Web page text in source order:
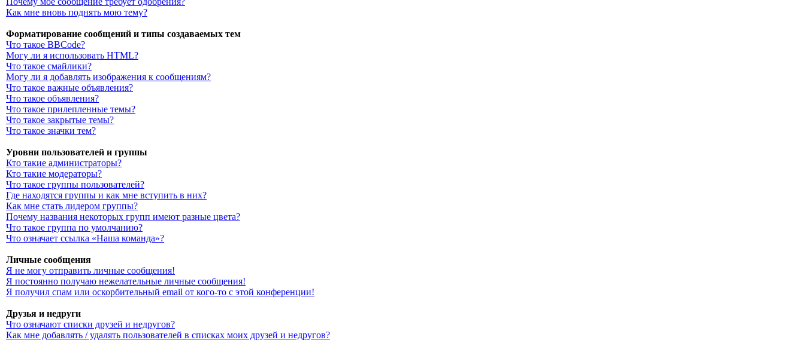
Как мне вновь поднять мою тему?
Форматирование сообщений и типы создаваемых тем
Что такое BBCode?
Могу ли я использовать HTML?
Что такое смайлики?
Могу ли я добавлять изображения к сообщениям?
Что такое важные объявления?
Что такое объявления?
Что такое прилепленные темы?
Что такое закрытые темы?
Что такое значки тем?
Уровни пользователей и группы
Кто такие администраторы?
Кто такие модераторы?
Что такое группы пользователей?
Где находятся группы и как мне вступить в них?
Как мне стать лидером группы?
Почему названия некоторых групп имеют разные цвета?
Что такое группа по умолчанию?
Что означает ссылка «Наша команда»?
Личные сообщения
Я не могу отправить личные сообщения!
Я постоянно получаю нежелательные личные сообщения!
Я получил спам или оскорбительный email от кого-то с этой конференции!
Друзья и недруги
Что означают списки друзей и недругов?
Как мне добавлять / удалять пользователей в списках моих друзей и недругов?